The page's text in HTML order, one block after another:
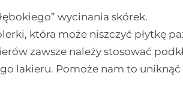
wycinania skórek.
która może niszczyć płytkę
zawsze należy stosować
lakieru. Pomoże nam to